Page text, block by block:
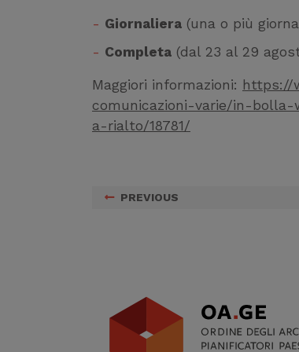
Giornaliera (una o più
Completa (dal 23 al 29
Maggiori informazioni: https://
comunicazioni-varie/in-
a-rialto/18781/
PREVIOUS